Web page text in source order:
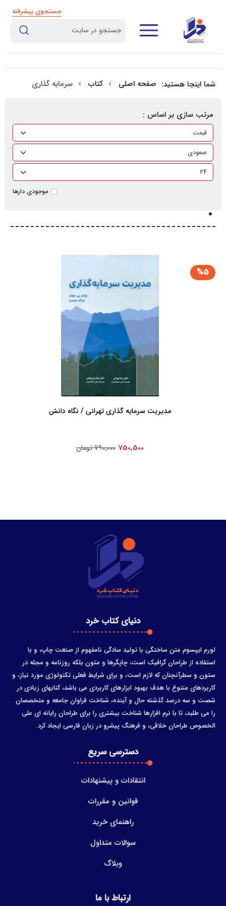
جستجوی پیشرفته
شما اینجا هستید: صفحه اصلی کتاب سرمایه گذاری
مرتب سازی بر اساس :
موجودی دارها
%5
مدیریت‏ سرمایه‏ گذاری‏ تهرانی ‏/ نگاه دانش
750,500 790,000 تومان
دنیای کتاب خرد
لورم ایپسوم متن ساختگی با تولید سادگی نامفهوم از صنعت چاپ، و با
استفاده از طراحان گرافیک است، چاپگرها و متون بلکه روزنامه و مجله در
ستون و سطرآنچنان که لازم است، و برای شرایط فعلی تکنولوژی مورد نیاز، و
کاربردهای متنوع با هدف بهبود ابزارهای کاربردی می باشد، کتابهای زیادی در
شصت و سه درصد گذشته حال و آینده، شناخت فراوان جامعه و متخصصان
را می طلبد، تا با نرم افزارها شناخت بیشتری را برای طراحان رایانه ای علی
الخصوص طراحان خلاقی، و فرهنگ پیشرو در زبان فارسی ایجاد کرد.
دسترسی سریع
انتقادات و پیشنهادات
قوانین و مقررات
راهنمای خرید
سوالات متداول
وبلاگ
ارتباط با ما